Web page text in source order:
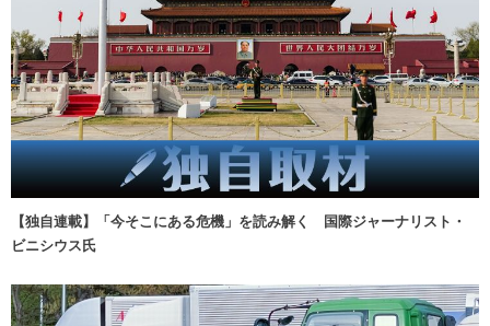
【独自連載】「今そこにある危機」を読み解く 国際ジャーナリスト・
ビニシウス氏